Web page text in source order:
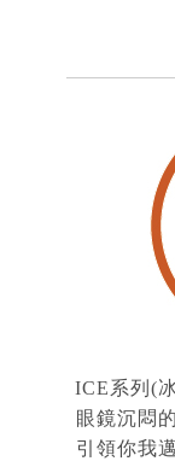
ICE系列(
眼鏡沉悶
引領你我